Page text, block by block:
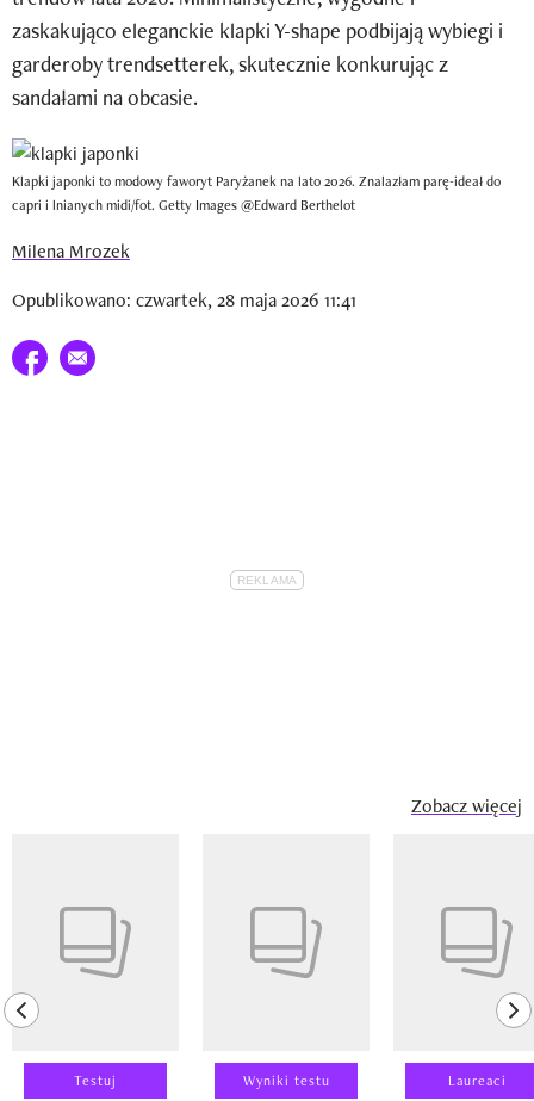
zaskakująco eleganckie klapki Y-shape podbijają wybiegi i
garderoby trendsetterek, skutecznie konkurując z
sandałami na obcasie.
Klapki japonki to modowy faworyt Paryżanek na lato 2026. Znalazłam parę-ideał do
capri i lnianych midi/fot. Getty Images @Edward Berthelot
Milena Mrozek
Opublikowano: czwartek, 28 maja 2026 11:41
Udostępnij na facebook
E-mail do przyjaciela
Zobacz więcej
previous element
Testuj Wyniki testu Laureaci